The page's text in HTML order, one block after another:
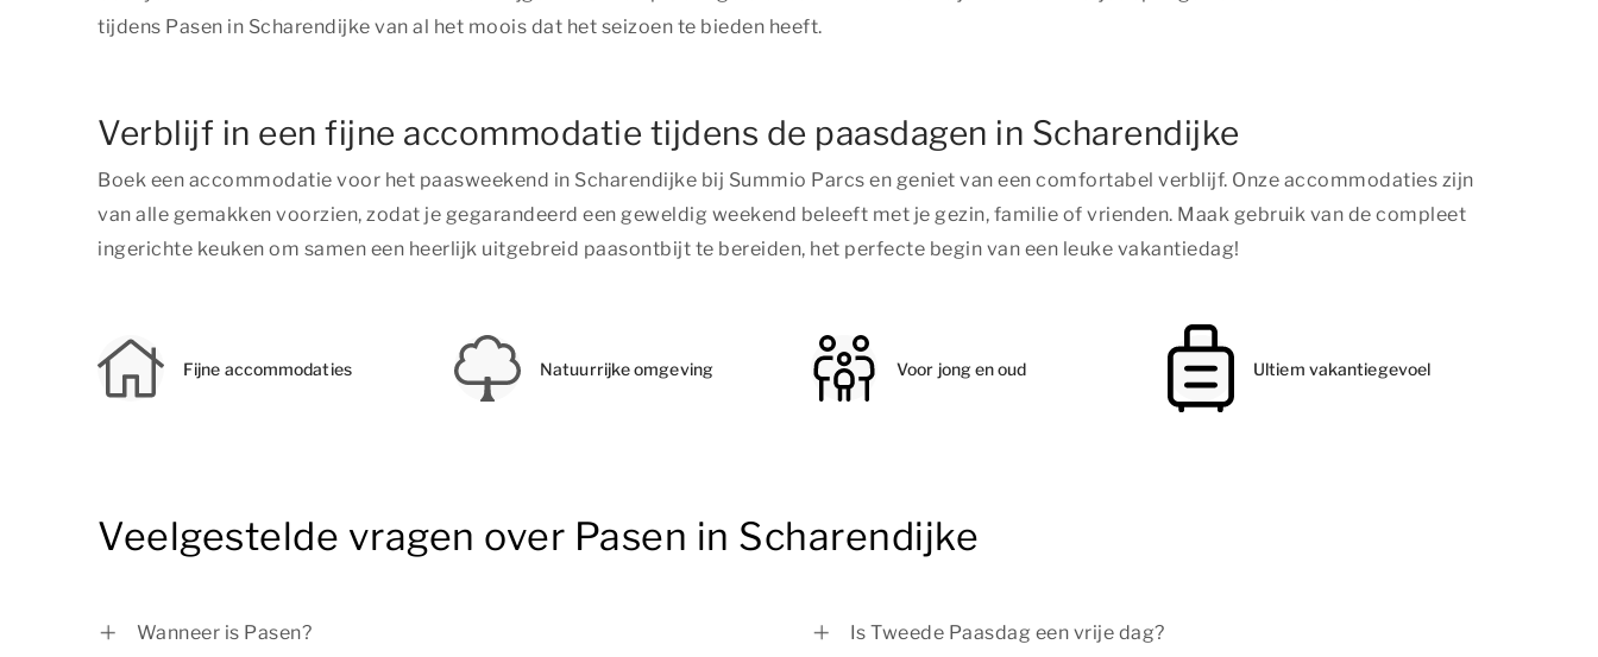
tijdens Pasen in Scharendijke van al het moois dat het seizoen te bieden heeft.
Verblijf in een fijne accommodatie tijdens de paasdagen in Scharendijke
Boek een accommodatie voor het paasweekend in Scharendijke bij Summio Parcs en geniet van een comfortabel verblijf. Onze accommodaties zijn
van alle gemakken voorzien, zodat je gegarandeerd een geweldig weekend beleeft met je gezin, familie of vrienden. Maak gebruik van de compleet
ingerichte keuken om samen een heerlijk uitgebreid paasontbijt te bereiden, het perfecte begin van een leuke vakantiedag!
Fijne accommodaties Natuurrijke omgeving Voor jong en oud Ultiem vakantiegevoel
Veelgestelde vragen over Pasen in Scharendijke
Wanneer is Pasen? Is Tweede Paasdag een vrije dag?